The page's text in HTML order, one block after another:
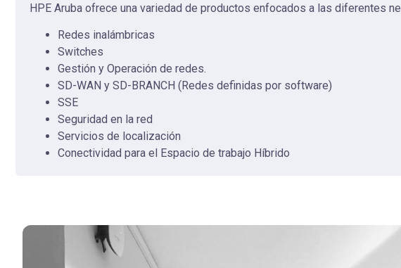
HPE Aruba ofrece una variedad de productos enfocados a las diferentes
Redes inalámbricas
Switches
Gestión y Operación de redes.
SD-WAN y SD-BRANCH (Redes definidas por software)
SSE
Seguridad en la red
Servicios de localización
Conectividad para el Espacio de trabajo Híbrido